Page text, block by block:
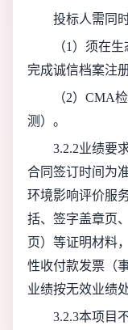
投标人需同
（1）须在
完成诚信档案注册
（2）CMA
测）。
3.2.2业绩要
合同签订时间为
环境影响评价服
括、签字盖章页
页）等证明材料
性收付款发票（
业绩按无效业绩处
3.2.3本项目